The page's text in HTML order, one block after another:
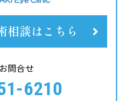
相談はこちら
問合せ
6210